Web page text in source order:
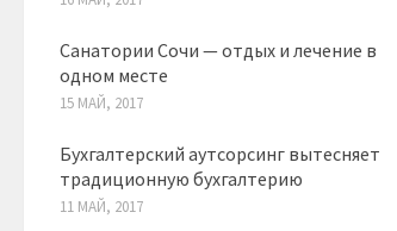
Санатории Сочи — отдых и лечение в
одном месте
15 МАЙ, 2017
Бухгалтерский аутсорсинг вытесняет
традиционную бухгалтерию
11 МАЙ, 2017